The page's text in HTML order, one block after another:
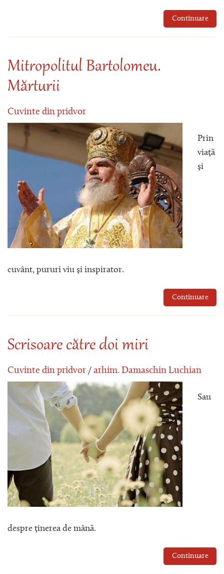
Continuare
Mitropolitul Bartolomeu.
Mărturii
Cuvinte din pridvor
Prin
viață
și
cuvânt, pururi viu și inspirator.
Continuare
Scrisoare către doi miri
Cuvinte din pridvor / arhim. Damaschin Luchian
Sau
despre ținerea de mână.
Continuare